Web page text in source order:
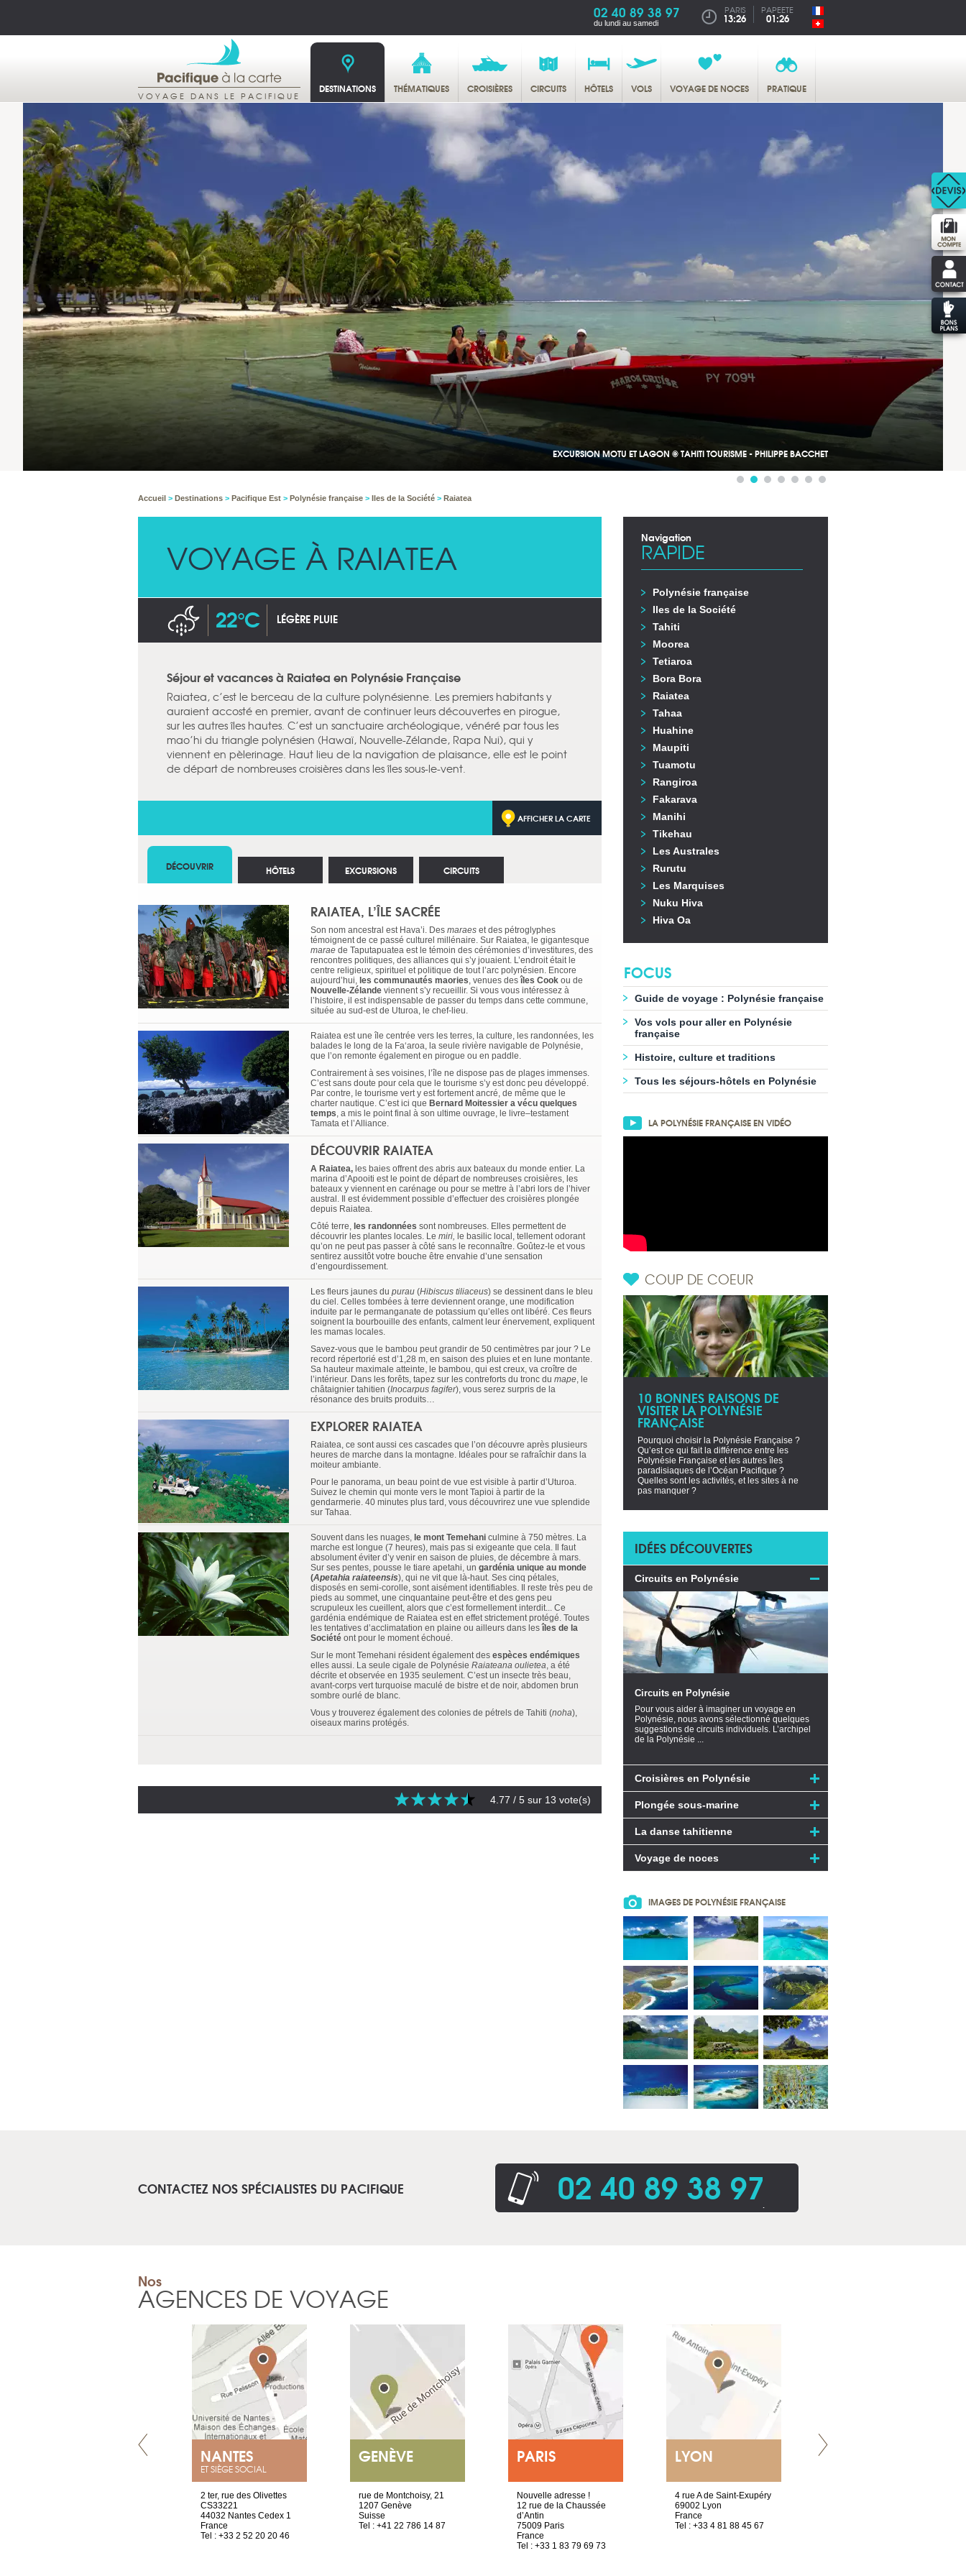
02 40 89 38 97
du lundi au samedi
PARIS
13:26
PAPEETE
01:26
VOYAGE DANS LE PACIFIQUE
DESTINATIONS THÉMATIQUES CROISIÈRES CIRCUITS HÔTELS VOLS VOYAGE DE NOCES PRATIQUE
LE PORT DE UTUROA À RAIATEA © TAHITI TOURISME - PHILIPPE BACCHET
Accueil > Destinations > Pacifique Est > Polynésie française > Iles de la Société > Raiatea
VOYAGE À RAIATEA
22°C LÉGÈRE PLUIE
Séjour et vacances à Raiatea en Polynésie Française
Raiatea, c’est le berceau de la culture polynésienne. Les premiers habitants y
auraient accosté en premier, avant de continuer leurs découvertes en pirogue,
sur les autres îles hautes. C’est un sanctuaire archéologique, vénéré par tous les
mao’hi du triangle polynésien (Hawaï, Nouvelle-Zélande, Rapa Nui), qui y
viennent en pèlerinage. Haut lieu de la navigation de plaisance, elle est le point
de départ de nombreuses croisières dans les îles sous-le-vent.
AFFICHER LA CARTE
DÉCOUVRIR
RAIATEA, L’ÎLE SACRÉE
Son nom ancestral est Hava’i. Des maraes et des pétroglyphes
témoignent de ce passé culturel millénaire. Sur Raiatea, le gigantesque
marae de Taputapuatea est le témoin des cérémonies d’investitures, des
rencontres politiques, des alliances qui s’y jouaient. L’endroit était le
centre religieux, spirituel et politique de tout l’arc polynésien. Encore
aujourd’hui, les communautés maories, venues desîles Cook ou de
Nouvelle-Zélande viennent s’y recueillir. Si vous vous intéressez à
l’histoire, il est indispensable de passer du temps dans cette commune,
située au sud-est de Uturoa, le chef-lieu.
Raiatea est une île centrée vers les terres, la culture, les randonnées, les
balades le long de la Faʻaroa, la seule rivière navigable de Polynésie,
que l’on remonte également en pirogue ou en paddle.
Contrairement à ses voisines, l’île ne dispose pas de plages immenses.
C’est sans doute pour cela que le tourisme s’y est donc peu développé.
Par contre, le tourisme vert y est fortement ancré, de même que le
charter nautique. C’est ici que Bernard Moitessier a vécu quelques
temps, a mis le point final à son ultime ouvrage, le livre–testament
Tamata et l’Alliance.
DÉCOUVRIR RAIATEA
A Raiatea, les baies offrent des abris aux bateaux du monde entier. La
marina d’Apooiti est le point de départ de nombreuses croisières, les
bateaux y viennent en carénage ou pour se mettre à l’abri lors de l’hiver
austral. Il est évidemment possible d’effectuer des croisières plongée
depuis Raiatea.
Côté terre, les randonnées sont nombreuses. Elles permettent de
découvrir les plantes locales. Le miri, le basilic local, tellement odorant
qu’on ne peut pas passer à côté sans le reconnaître. Goûtez-le et vous
sentirez aussitôt votre bouche être envahie d’une sensation
d’engourdissement.
Les fleurs jaunes du purau (Hibiscus tiliaceus) se dessinent dans le bleu
du ciel. Celles tombées à terre deviennent orange, une modification
induite par le permanganate de potassium qu’elles ont libéré. Ces fleurs
soignent la bourbouille des enfants, calment leur énervement, expliquent
les mamas locales.
Savez-vous que le bambou peut grandir de 50 centimètres par jour ? Le
record répertorié est d’1,28 m, en saison des pluies et en lune montante.
Sa hauteur maximale atteinte, le bambou, qui est creux, va croître de
l’intérieur. Dans les forêts, tapez sur les contreforts du tronc du mape, le
châtaignier tahitien (Inocarpus fagifer), vous serez surpris de la
résonance des bruits produits…
EXPLORER RAIATEA
Raiatea, ce sont aussi ces cascades que l’on découvre après plusieurs
heures de marche dans la montagne. Idéales pour se rafraîchir dans la
moiteur ambiante.
Pour le panorama, un beau point de vue est visible à partir d’Uturoa.
Suivez le chemin qui monte vers le mont Tapioi à partir de la
gendarmerie. 40 minutes plus tard, vous découvrirez une vue splendide
sur Tahaa.
Souvent dans les nuages, le mont Temehani culmine à 750 mètres. La
marche est longue (7 heures), mais pas si exigeante que cela. Il faut
absolument éviter d’y venir en saison de pluies, de décembre à mars.
Sur ses pentes, pousse le tiare apetahi, un gardénia unique au monde
(Apetahia raiateensis), qui ne vit que là-haut. Ses cinq pétales,
disposés en semi-corolle, sont aisément identifiables. Il reste très peu de
pieds au sommet, une cinquantaine peut-être et des gens peu
scrupuleux les cueillent, alors que c’est formellement interdit... Ce
gardénia endémique de Raiatea est en effet strictement protégé. Toutes
les tentatives d’acclimatation en plaine ou ailleurs dans lesîles de la
Société ont pour le moment échoué.
Sur le mont Temehani résident également des espèces endémiques
elles aussi. La seule cigale de Polynésie Raiateana oulietea, a été
décrite et observée en 1935 seulement. C’est un insecte très beau,
avant-corps vert turquoise maculé de bistre et de noir, abdomen brun
sombre ourlé de blanc.
Vous y trouverez également des colonies de pétrels de Tahiti (noha),
oiseaux marins protégés.
HÔTELS EXCURSIONS CIRCUITS
4.77 / 5 sur 13 vote(s)
Navigation
RAPIDE
Polynésie française
Iles de la Société
Tahiti
Moorea
Tetiaroa
Bora Bora
Raiatea
Tahaa
Huahine
Maupiti
Tuamotu
Rangiroa
Fakarava
Manihi
Tikehau
Les Australes
Rurutu
Les Marquises
Nuku Hiva
Hiva Oa
FOCUS
Guide de voyage : Polynésie française
Vos vols pour aller en Polynésie
française
Histoire, culture et traditions
Tous les séjours-hôtels en Polynésie
LA POLYNÉSIE FRANÇAISE EN VIDÉO
COUP DE COEUR
10 BONNES RAISONS DE
VISITER LA POLYNÉSIE
FRANÇAISE
Pourquoi choisir la Polynésie Française ?
Qu’est ce qui fait la différence entre les
Polynésie Française et les autres îles
paradisiaques de l’Océan Pacifique ?
Quelles sont les activités, et les sites à ne
pas manquer ?
IDÉES DÉCOUVERTES
Circuits en Polynésie
Circuits en Polynésie
Pour vous aider à imaginer un voyage en
Polynésie, nous avons sélectionné quelques
suggestions de circuits individuels. L’archipel
de la Polynésie ...
Croisières en Polynésie
Plongée sous-marine
La danse tahitienne
Voyage de noces
IMAGES DE POLYNÉSIE FRANÇAISE
CONTACTEZ NOS SPÉCIALISTES DU PACIFIQUE 02 40 89 38 97.
Nos
AGENCES DE VOYAGE
NANTES
ET SIÈGE SOCIAL
2 ter, rue des Olivettes
CS33221
44032 Nantes Cedex 1
France
Tel : +33 2 52 20 20 46
GENÈVE
rue de Montchoisy, 21
1207 Genève
Suisse
Tel : +41 22 786 14 87
PARIS
Nouvelle adresse !
12 rue de la Chaussée
d’Antin
75009 Paris
France
Tel : +33 1 83 79 69 73
LYON
4 rue A de Saint-Exupéry
69002 Lyon
France
Tel : +33 4 81 88 45 67